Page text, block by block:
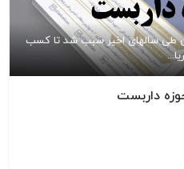
طی سالهای اخیر سبب شد تا کسب
داربست